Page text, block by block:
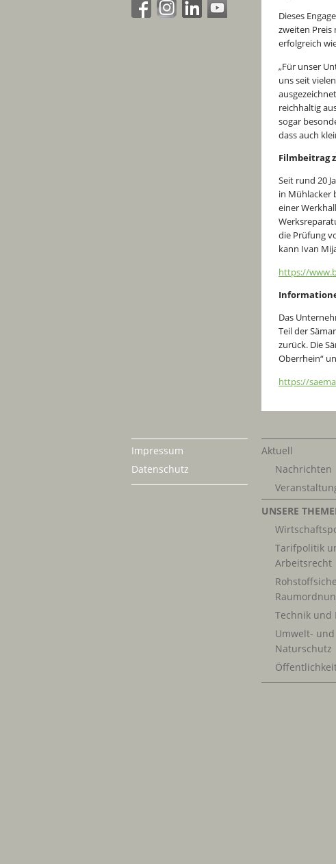
Dieses
zweiten Preis
erfolgreich
„Für unser
uns seit
reichhaltig
sogar
dass auch
Filmbeitrag
Seit rund 20
in Mühlacker
einer
die Prüfung
kann Ivan
https://
Das
Teil der
zurück. Die
Oberrhein“
https://
Impressum
Datenschutz
Aktuell
Nachrichten
UNSERE
Tarifpolitik
Arbeitsrecht
Technik und
Umwelt- und
Naturschutz